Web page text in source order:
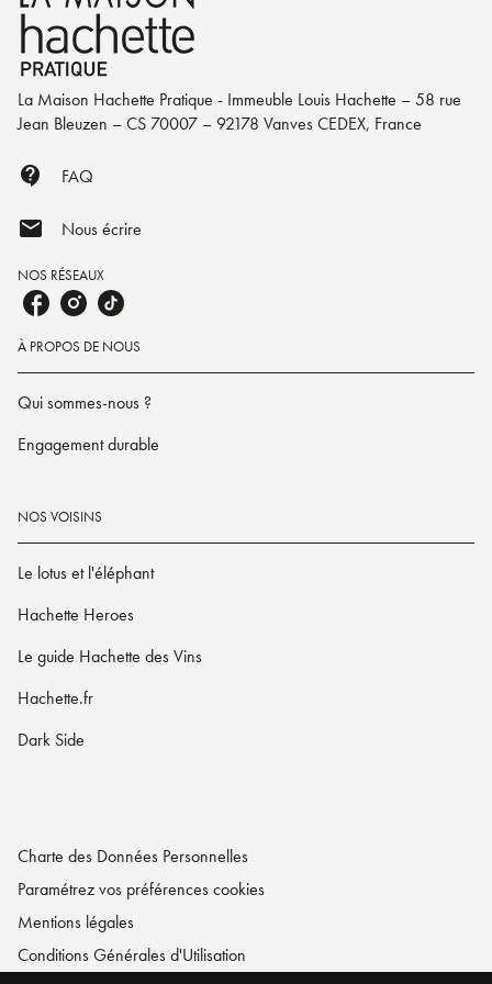
La Maison Hachette Pratique - Immeuble Louis Hachette – 58 rue
Jean Bleuzen – CS 70007 – 92178 Vanves CEDEX, France
contact_support FAQ
mail Nous écrire
NOS RÉSEAUX
À PROPOS DE NOUS
Qui sommes-nous ?
Engagement durable
NOS VOISINS
Le lotus et l'éléphant
Hachette Heroes
Le guide Hachette des Vins
Hachette.fr
Dark Side
Charte des Données Personnelles
Paramétrez vos préférences cookies
Mentions légales
Conditions Générales d'Utilisation